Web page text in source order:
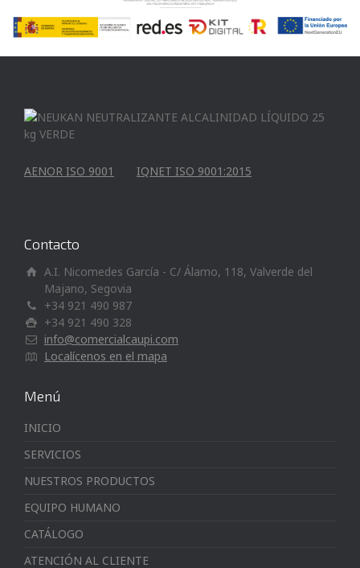
AENOR ISO 9001 IQNET ISO 9001:2015
Contacto
A.I. Nicomedes García - C/ Álamo, 118, Valverde del
Majano, Segovia
+34 921 490 987
+34 921 490 328
info@comercialcaupi.com
Localícenos en el mapa
Menú
INICIO
SERVICIOS
NUESTROS PRODUCTOS
EQUIPO HUMANO
CATÁLOGO
ATENCIÓN AL CLIENTE